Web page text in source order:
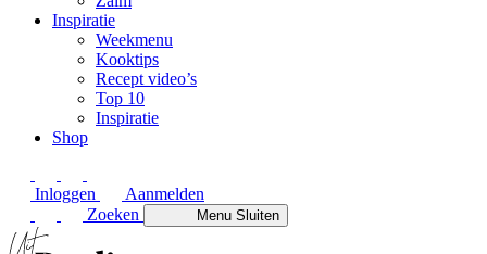
Inspiratie
Weekmenu
Kooktips
Recept video’s
Top 10
Inspiratie
Shop
Inloggen
Aanmelden
Zoeken
MenuSluiten